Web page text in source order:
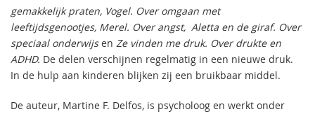
gemakkelijk praten, Vogel. Over omgaan met
leeftijdsgenootjes, Merel. Over angst, Aletta en de giraf. Over
speciaal onderwijsen Ze vinden me druk. Over drukte en
ADHD. De delen verschijnen regelmatig in een nieuwe druk.
In de hulp aan kinderen blijken zij een bruikbaar middel.
De auteur, Martine F. Delfos, is psycholoog en werkt onder